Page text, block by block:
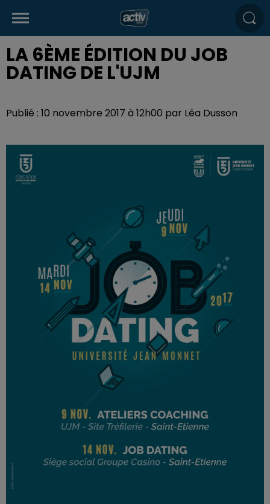
LA 6ÈME ÉDITION DU JOB
DATING DE L'UJM
Publié : 10 novembre 2017 à 12h00 par Léa Dusson